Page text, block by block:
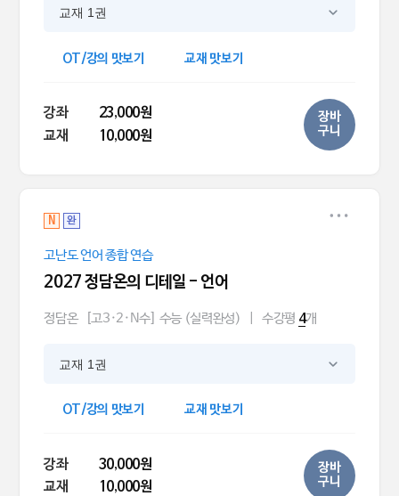
교재 1권
OT/강의 맛보기 교재 맛보기
강좌
23,000원
교재
10,000원
장바
구니
N 완
고난도 언어 종합 연습
2027 정담온의 디테일 - 언어
정담온 [고3·2·N수] 수능 (실력완성) 수강평 4개
교재 1권
OT/강의 맛보기 교재 맛보기
강좌
30,000원
교재
10,000원
장바
구니